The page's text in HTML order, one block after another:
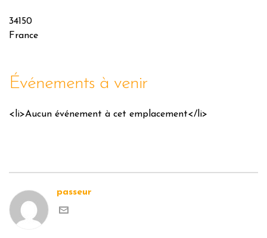
34150
France
Événements à venir
<li>Aucun événement à cet emplacement</li>
passeur